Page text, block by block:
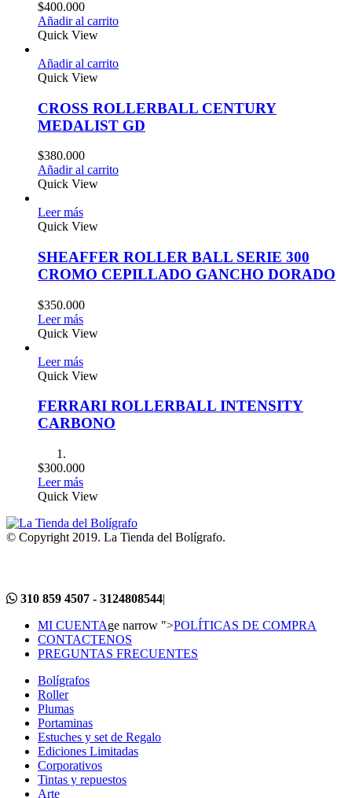
$400.000
Añadir al carrito
Quick View
Añadir al carrito
Quick View
CROSS ROLLERBALL CENTURY
MEDALIST GD
$380.000
Añadir al carrito
Quick View
Leer más
Quick View
SHEAFFER ROLLER BALL SERIE 300
CROMO CEPILLADO GANCHO DORADO
$350.000
Leer más
Quick View
Leer más
Quick View
FERRARI ROLLERBALL INTENSITY
CARBONO
$300.000
Leer más
Quick View
© Copyright 2019. La Tienda del Bolígrafo.
310 859 4507 - 3124808544|
MI CUENTAge narrow ">POLÍTICAS DE COMPRA
CONTACTENOS
PREGUNTAS FRECUENTES
Bolígrafos
Roller
Plumas
Portaminas
Estuches y set de Regalo
Ediciones Limitadas
Corporativos
Tintas y repuestos
Arte